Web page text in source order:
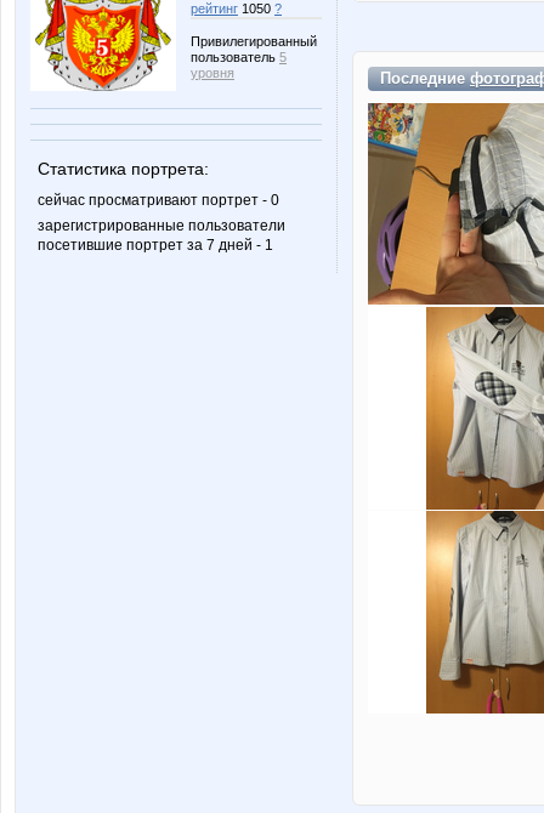
рейтинг 1050 ?
Привилегированный
пользователь 5
уровня
Статистика портрета:
сейчас просматривают портрет - 0
зарегистрированные пользователи
посетившие портрет за 7 дней - 1
Последние